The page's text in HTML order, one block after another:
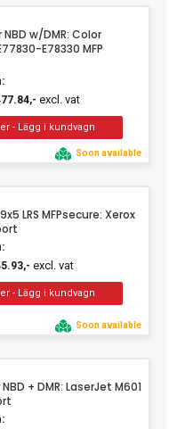
w/DMR: Color
E78330 MFP
excl. vat
Soon available
LRS MFPsecure: Xerox
excl. vat
Soon available
+ DMR: LaserJet M601